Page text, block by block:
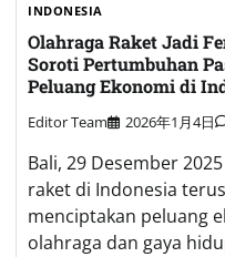
INDONESIA
Olahraga Raket Jadi
Soroti Pertumbuhan
Peluang Ekonomi di
Editor Team 2026年1月4日
Bali, 29 Desember
raket di Indonesia
menciptakan peluang
olahraga dan gaya